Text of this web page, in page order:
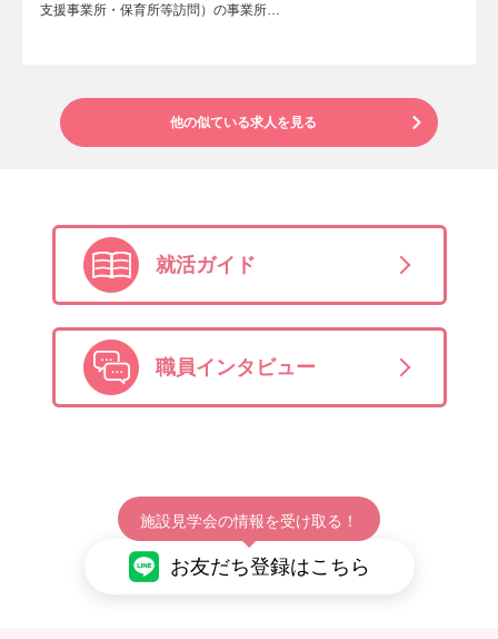
支援事業所・保育所等訪問）の事業所…
他の似ている求人を見る
就活ガイド
職員インタビュー
施設見学会の情報を受け取る！
お友だち登録はこちら